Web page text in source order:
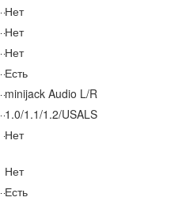
Нет
Нет
Нет
Есть
minijack Audio L/R
1.0/1.1/1.2/USALS
Нет
Нет
Есть